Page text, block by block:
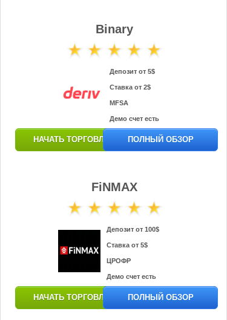
Binary
Депозит от 5$
Ставка от 2$
MFSA
Демо счет есть
НАЧАТЬ ТОРГОВЛЮ ПОЛНЫЙ ОБЗОР
FiNMAX
Депозит от 100$
Ставка от 5$
ЦРОФР
Демо счет есть
НАЧАТЬ ТОРГОВЛЮ ПОЛНЫЙ ОБЗОР